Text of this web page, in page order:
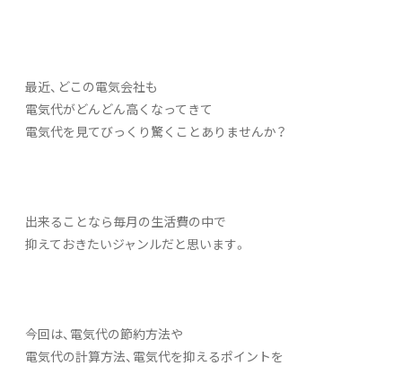
最近、どこの電気会社も
電気代がどんどん高くなってきて
電気代を見てびっくり驚くことありませんか？
出来ることなら毎月の生活費の中で
抑えておきたいジャンルだと思います。
今回は、電気代の節約方法や
電気代の計算方法、電気代を抑えるポイントを